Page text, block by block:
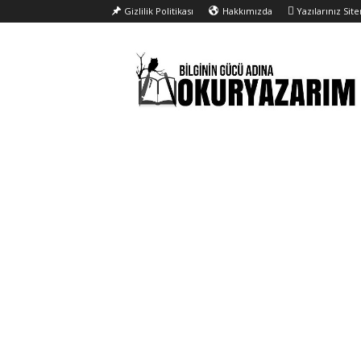
Gizlilik Politikası Hakkımızda Yazılarınız
Yazarım